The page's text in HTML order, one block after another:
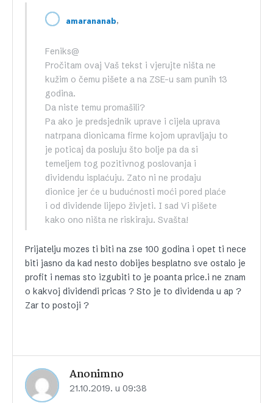
amarananab,
Feniks@
Pročitam ovaj Vaš tekst i vjerujte ništa ne
kužim o čemu pišete a na ZSE-u sam punih 13
godina.
Da niste temu promašili?
Pa ako je predsjednik uprave i cijela uprava
natrpana dionicama firme kojom upravljaju to
je poticaj da posluju što bolje pa da si
temeljem tog pozitivnog poslovanja i
dividendu isplaćuju. Zato ni ne prodaju
dionice jer će u budućnosti moći pored plaće
i od dividende lijepo živjeti. I sad Vi pišete
kako ono ništa ne riskiraju. Svašta!
Prijatelju mozes ti biti na zse 100 godina i opet ti nece
biti jasno da kad nesto dobijes besplatno sve ostalo je
profit i nemas sto izgubiti to je poanta price.i ne znam
o kakvoj dividendi pricas ? Sto je to dividenda u ap ?
Zar to postoji ?
Anonimno
21.10.2019. u 09:38